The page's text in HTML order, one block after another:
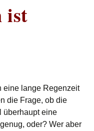
ist
eine lange Regenzeit
die Frage, ob die
überhaupt eine
oder? Wer aber